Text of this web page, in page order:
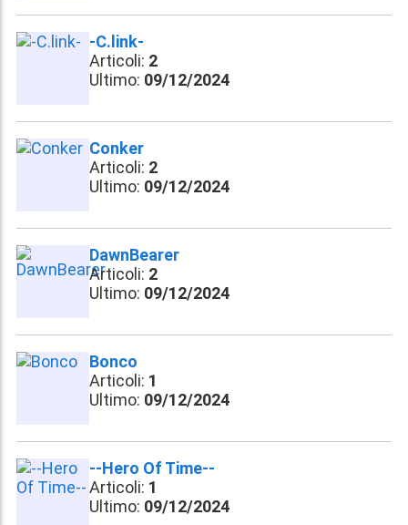
-C.link-
Articoli: 2
Ultimo: 09/12/2024
Conker
Articoli: 2
Ultimo: 09/12/2024
DawnBearer
Articoli: 2
Ultimo: 09/12/2024
Bonco
Articoli: 1
Ultimo: 09/12/2024
--Hero Of Time--
Articoli: 1
Ultimo: 09/12/2024